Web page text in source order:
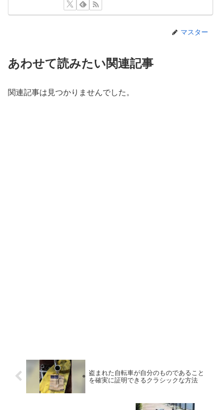
マスター
あわせて読みたい関連記事
関連記事は見つかりませんでした。
盗まれた自転車が自分のものであること
を確実に証明できるクラシックな方法